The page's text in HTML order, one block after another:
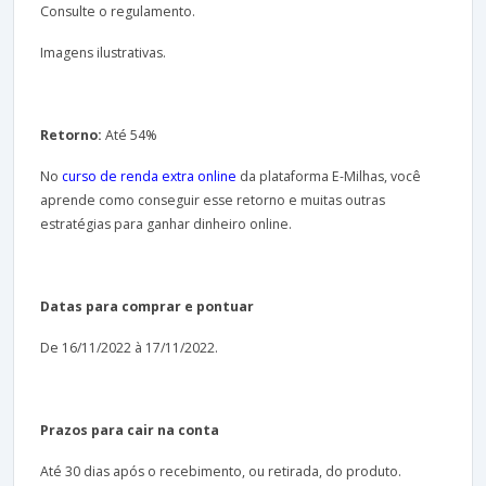
Consulte o regulamento.
Imagens ilustrativas.
Retorno: Até 54%
No curso de renda extra online da plataforma E-Milhas, você
aprende como conseguir esse retorno e muitas outras
estratégias para ganhar dinheiro online.
Datas para comprar e pontuar
De 16/11/2022 à 17/11/2022.
Prazos para cair na conta
Até 30 dias após o recebimento, ou retirada, do produto.